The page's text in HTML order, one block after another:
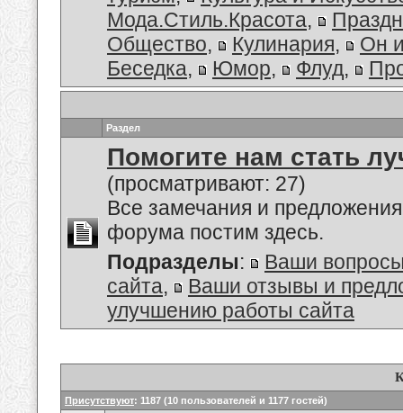
Мода.Стиль.Красота,
Общество, Кулинария,
Он
Беседка, Юмор, Флуд,
Раздел
Помогите нам стать
(просматривают: 27)
Все замечания и
форума постим здесь.
Подразделы:
Ваши
сайта,
Ваши отзывы и
улучшению работы сайта
Присутствуют: 1187 (10 пользователей и 1177 гостей)